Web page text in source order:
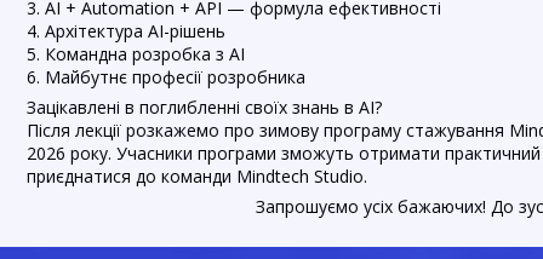
3. AI + Automation + API — формула ефективності
4. Архітектура AI-рішень
5. Командна розробка з AI
6. Майбутнє професії розробника
Зацікавлені в поглибленні своїх знань в AI?
Після лекції розкажемо про зимову програму стажування
2026 року. Учасники програми зможуть отримати практичний
приєднатися до команди Mindtech Studio.
Запрошуємо усіх бажаючих! До